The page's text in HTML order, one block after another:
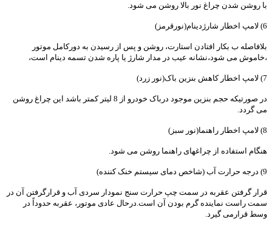
با روشن شدن چراغ نور بالا روشن می شود.
6) لامپ اخطار شارژدینام(نورقرمز)
بلافاصله ب بکار افتادن استارت، روشن و پس از رسیدن به دورکامل موتور
،خاموش می شود،نشانه عیب در مدار شارژ یا پاره شدن تسمه دینام است،
7) لامپ اخطار کاهش بنزین باک(نور زرد)
در صورتیکه حجم بنزین موجود درباک خودرو از 8 لیتر کمتر باشد این چراغ روشن
می گردد.
8) لامپ اخطار راهنما(نور سبز)
هنگام استفاده از چراغهای راهنما روشن می شود.
9) درجه حرارت آب (شاخص دمای سیستم خنک کننده)
قرار گرفتن عقربه در سمت چپ حرارت سنج نمودار سردی آب و قرارگرفتن آن در
سمت راست نماینده گرم بودن آن است.درحال عادی موتور، عقربه حدوداً در
وسط قرارمی گیرد.